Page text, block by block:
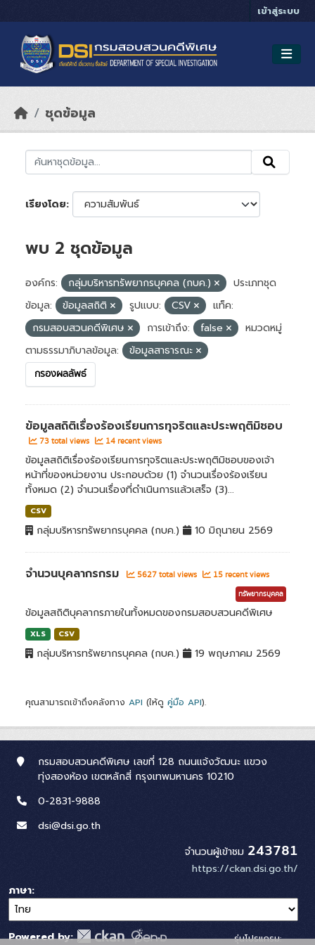
เข้าสู่ระบบ
ชุดข้อมูล
เรียงโดย
พบ 2 ชุดข้อมูล
องค์กร: กลุ่มบริหารทรัพยากรบุคคล (กบค.)
ประเภทชุด
ข้อมูล:
ข้อมูลสถิติ รูปแบบ: CSV
แท็ค:
กรมสอบสวนคดีพิเศษ
การเข้าถึง: false
หมวดหมู่
ตามธรรมาภิบาลข้อมูล:
ข้อมูลสาธารณะ
กรองผลลัพธ์
ข้อมูลสถิติเรื่องร้องเรียนการทุจริตและประพฤติมิชอบ
73 total views 14 recent views
ข้อมูลสถิติเรื่องร้องเรียนการทุจริตและประพฤติมิชอบของเจ้า
หน้าที่ของหน่วยงาน ประกอบด้วย (1) จำนวนเรื่องร้องเรียน
ทั้งหมด (2) จำนวนเรื่องที่ดำเนินการแล้วเสร็จ (3)...
CSV
กลุ่มบริหารทรัพยากรบุคคล (กบค.) 10 มิถุนายน 2569
จำนวนบุคลากรกรม 5627 total views 15 recent views
ทรัพยากรบุคคล
ข้อมูลสถิติบุคลากรภายในทั้งหมดของกรมสอบสวนคดีพิเศษ
XLS CSV
กลุ่มบริหารทรัพยากรบุคคล (กบค.) 19 พฤษภาคม 2569
คุณสามารถเข้าถึงคลังทาง API (ให้ดู คู่มือ API).
กรมสอบสวนคดีพิเศษ เลขที่ 128 ถนนแจ้งวัฒนะ แขวง
ทุ่งสองห้อง เขตหลักสี่ กรุงเทพมหานคร 10210
0-2831-9888
dsi@dsi.go.th
จำนวนผู้เข้าชม 243781
https://ckan.dsi.go.th/
ภาษา
Powered by: รุ่นโปรแกรม: